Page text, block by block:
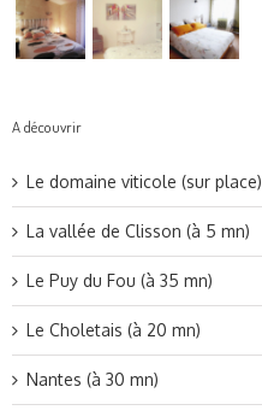
A découvrir
Le domaine viticole (sur place)
La vallée de Clisson (à 5 mn)
Le Puy du Fou (à 35 mn)
Le Choletais (à 20 mn)
Nantes (à 30 mn)